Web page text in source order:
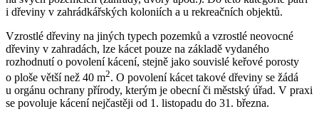
i dřeviny v zahrádkářských koloniích a u rekreačních objektů.
Vzrostlé dřeviny na jiných typech pozemků a vzrostlé neovocné
dřeviny v zahradách, lze kácet pouze na základě vydaného
rozhodnutí o povolení kácení, stejně jako souvislé keřové porosty
o ploše větší než 40 m2. O povolení kácet takové dřeviny se žádá
u orgánu ochrany přírody, kterým je obecní či městský úřad. V praxi
se povoluje kácení nejčastěji od 1. listopadu do 31. března.